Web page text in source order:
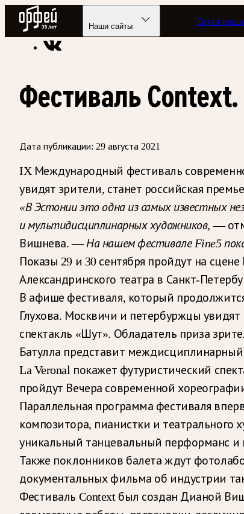
Радио Орфей
Наши сайты Сетка
Радио классической музыки «Орфей» Новости
Фестиваль
Дата публикации: 29 августа 2021
IX Международный фестиваль
увидят зрители, станет российская
«В Эстонии это одна из самых известных
и мультидисциплинарных художников,—
Вишнева. —На нашем фестивале Fine5
Показы 29 и 30 сентября пройдут на
Александринского театра в Санкт-
В афише фестиваля, который
Глухова. Москвичи и петербуржцы
спектакль «Шут». Обладатель приза
Батулла представит
La Veronal покажет футуристический
пройдут Вечера современной
Параллельная программа фестиваля
композитора, пианистки и
уникальный танцевальный перформанс
Также поклонников балета ждут
документальных фильма об индустрии
Фестиваль Context был создан Дианой